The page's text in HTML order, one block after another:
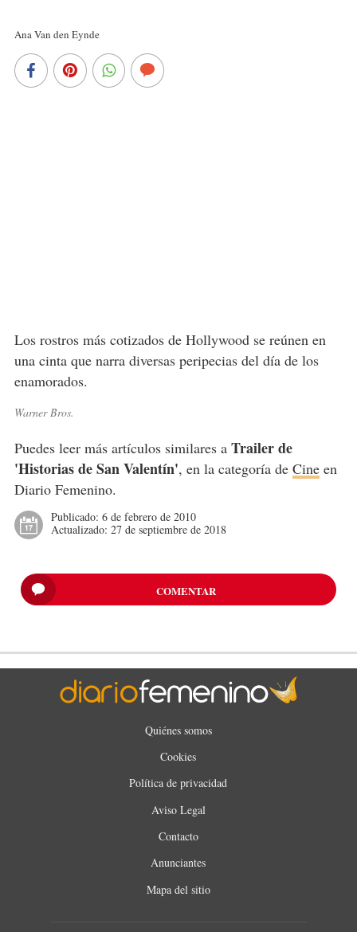
Ana Van den Eynde
Los rostros más cotizados de Hollywood se reúnen en
una cinta que narra diversas peripecias del día de los
enamorados.
Warner Bros.
Puedes leer más artículos similares a Trailer de
'Historias de San Valentín', en la categoría de Cineen
Diario Femenino.
Publicado: 6 de febrero de 2010
Actualizado: 27 de septiembre de 2018
COMENTAR
Quiénes somos
Cookies
Política de privacidad
Aviso Legal
Contacto
Anunciantes
Mapa del sitio